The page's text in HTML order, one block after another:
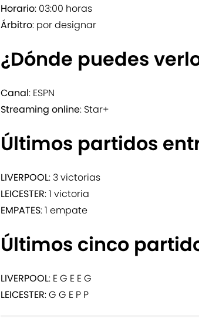
Horario: 03:00 horas
Árbitro: por designar
¿Dónde puedes
Canal: ESPN
Streaming online: Star+
Últimos partidos
LIVERPOOL: 3 victorias
LEICESTER: 1 victoria
EMPATES: 1 empate
Últimos cinco
LIVERPOOL: E G E E G
LEICESTER: G G E P P